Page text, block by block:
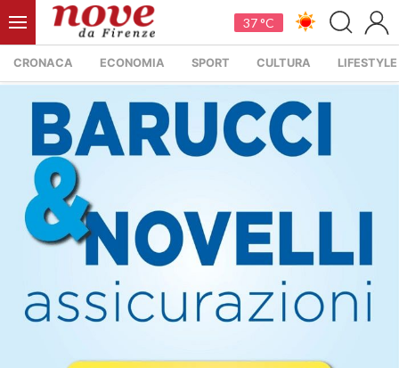
37 °C
CRONACA ECONOMIA SPORT CULTURA LIFESTYLE